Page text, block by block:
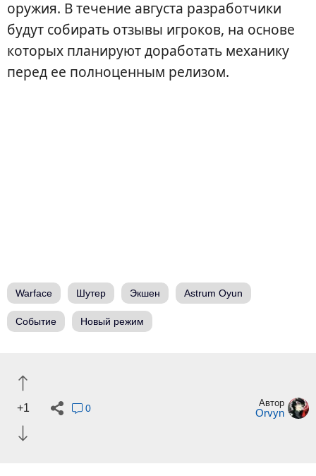
оружия. В течение августа разработчики
будут собирать отзывы игроков, на основе
которых планируют доработать механику
перед ее полноценным релизом.
Warface Шутер Экшен Astrum Oyun
Событие Новый режим
+1 0 Автор
Orvyn